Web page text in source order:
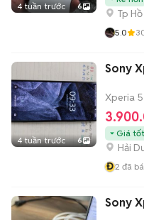
4 tuần trước 6
Tp
5.0
4 tuần trước 6
Sony
Xperia
Giá tốt
Hải
Đ2 đã
Sony